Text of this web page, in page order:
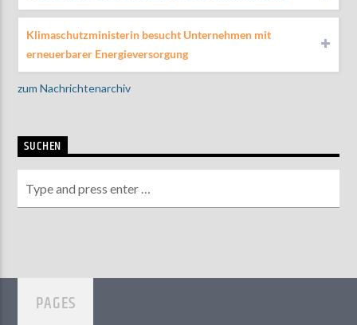
Klimaschutzministerin besucht Unternehmen mit
erneuerbarer Energieversorgung
zum Nachrichtenarchiv
SUCHEN
PAGES